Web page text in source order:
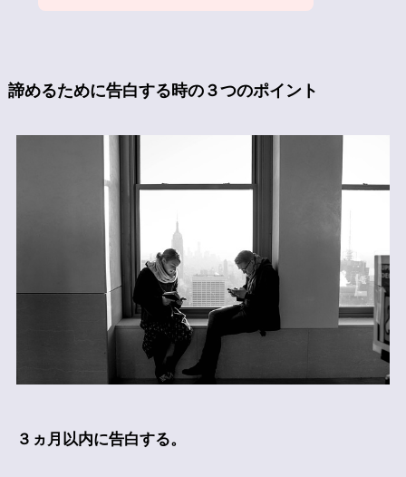
諦めるために告白する時の３つのポイント
３ヵ月以内に告白する。